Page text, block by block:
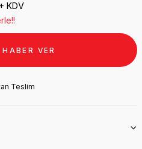
KDV
VER
Teslim